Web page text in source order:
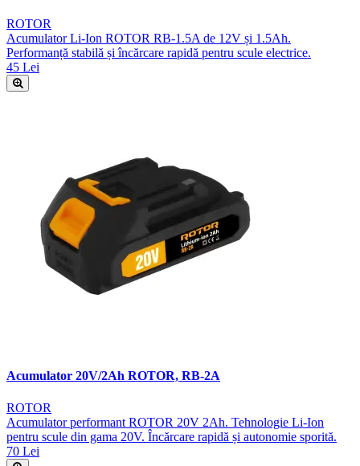
ROTOR
Acumulator Li-Ion ROTOR RB-1.5A de 12V și 1.5Ah.
Performanță stabilă și încărcare rapidă pentru scule electrice.
45 Lei
Acumulator 20V/2Ah ROTOR, RB-2A
ROTOR
Acumulator performant ROTOR 20V 2Ah. Tehnologie Li-Ion
pentru scule din gama 20V. Încărcare rapidă și autonomie sporită.
70 Lei